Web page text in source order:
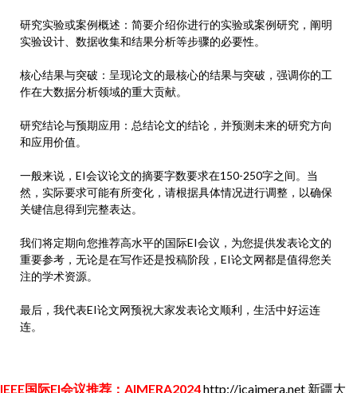
研究实验或案例概述：简要介绍你进行的实验或案例研究，阐明
实验设计、数据收集和结果分析等步骤的必要性。
核心结果与突破：呈现论文的最核心的结果与突破，强调你的工
作在大数据分析领域的重大贡献。
研究结论与预期应用：总结论文的结论，并预测未来的研究方向
和应用价值。
一般来说，EI会议论文的摘要字数要求在150-250字之间。当
然，实际要求可能有所变化，请根据具体情况进行调整，以确保
关键信息得到完整表达。
我们将定期向您推荐高水平的国际EI会议，为您提供发表论文的
重要参考，无论是在写作还是投稿阶段，EI论文网都是值得您关
注的学术资源。
最后，我代表EI论文网预祝大家发表论文顺利，生活中好运连
连。
IEEE国际EI会议推荐：AIMERA2024http://icaimera.net 新疆大